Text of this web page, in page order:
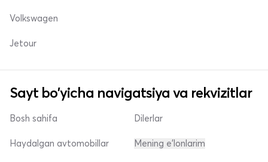
Volkswagen
Jetour
Sayt bo'yicha navigatsiya va rekvizitlar
Bosh sahifa
Haydalgan avtomobillar
Dilerlar
Mening e'lonlarim